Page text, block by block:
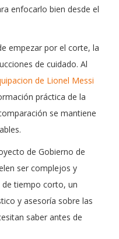
enfocarlo bien desde el
empezar por el corte, la
de cuidado. Al
de Lionel Messi
práctica de la
se mantiene
de Gobierno de
ser complejos y
de tiempo corto, un
y asesoría sobre las
saber antes de